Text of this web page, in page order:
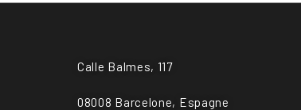
Calle Balmes, 117
08008 Barcelone, Espagne